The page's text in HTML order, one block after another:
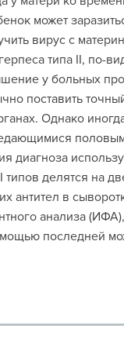
может
вирус с
типа II, по-
у больных
поставить
Однако
диагноза
делятся на
антител в
анализа
последней